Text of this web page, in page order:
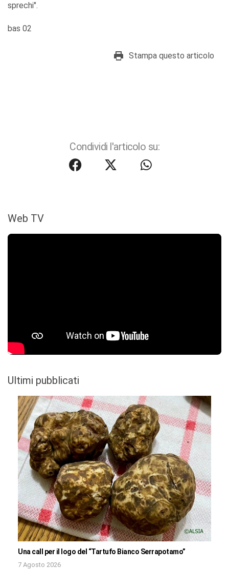
sprechi".
bas 02
Stampa questo articolo
Condividi l'articolo su:
Web TV
Ultimi pubblicati
Una call per il logo del “Tartufo Bianco Serrapotamo”
7 Agosto 2026